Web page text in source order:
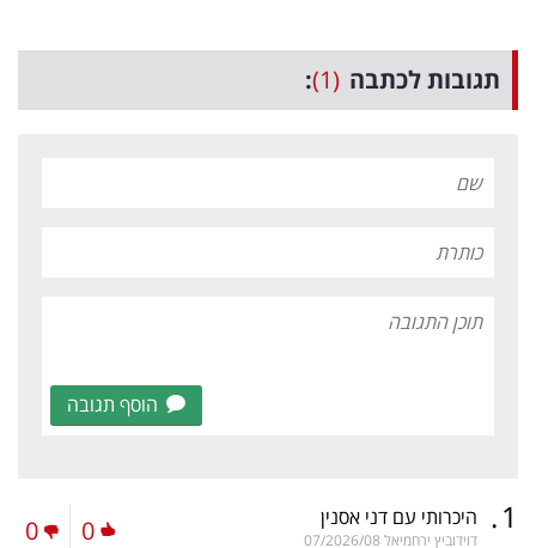
תגובות לכתבה (1)
:
הוסף תגובה
1
. היכרותי עם דני אסנין
דוידוביץ ירחמיאל 07/2026/08
0
0